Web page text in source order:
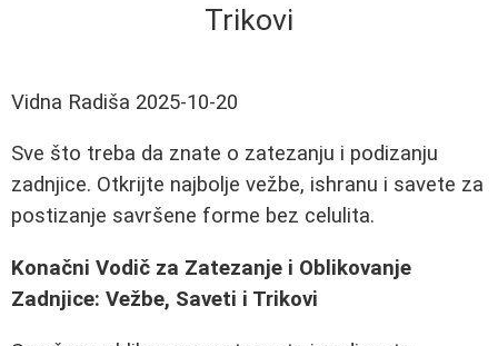
Trikovi
Vidna Radiša 2025-10-20
Sve što treba da znate o zatezanju i podizanju
zadnjice. Otkrijte najbolje vežbe, ishranu i savete za
postizanje savršene forme bez celulita.
Konačni Vodič za Zatezanje i Oblikovanje
Zadnjice: Vežbe, Saveti i Trikovi